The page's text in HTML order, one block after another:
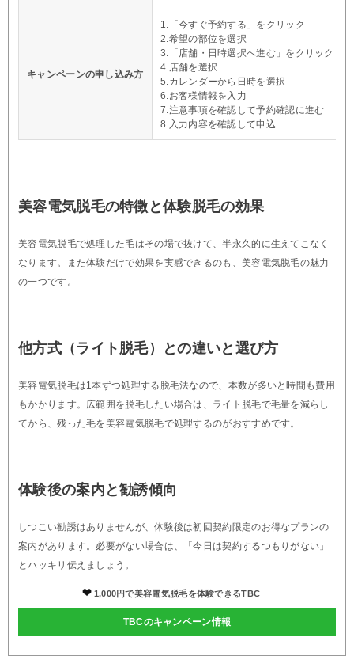
キャンペーンの申し込み方
1.「今すぐ予約する」をクリック
2.希望の部位を選択
3.「店舗・日時選択へ進む」をクリック
4.店舗を選択
5.カレンダーから日時を選択
6.お客様情報を入力
7.注意事項を確認して予約確認に進む
8.入力内容を確認して申込
美容電気脱毛の特徴と体験脱毛の効果
美容電気脱毛で処理した毛はその場で抜けて、半永久的に生えてこなく
なります。また体験だけで効果を実感できるのも、美容電気脱毛の魅力
の一つです。
他方式（ライト脱毛）との違いと選び方
美容電気脱毛は1本ずつ処理する脱毛法なので、本数が多いと時間も費用
もかかります。広範囲を脱毛したい場合は、ライト脱毛で毛量を減らし
てから、残った毛を美容電気脱毛で処理するのがおすすめです。
体験後の案内と勧誘傾向
しつこい勧誘はありませんが、体験後は初回契約限定のお得なプランの
案内があります。必要がない場合は、「今日は契約するつもりがない」
とハッキリ伝えましょう。
1,000円で美容電気脱毛を体験できるTBC
TBCのキャンペーン情報